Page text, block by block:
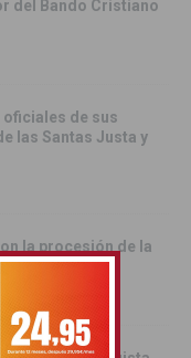
del Bando Cristiano
de sus
las Santas Justa y
la procesión de la